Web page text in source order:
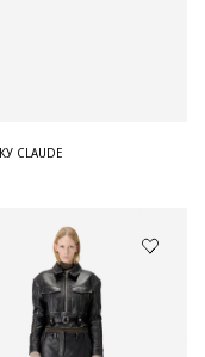
CLAUDE